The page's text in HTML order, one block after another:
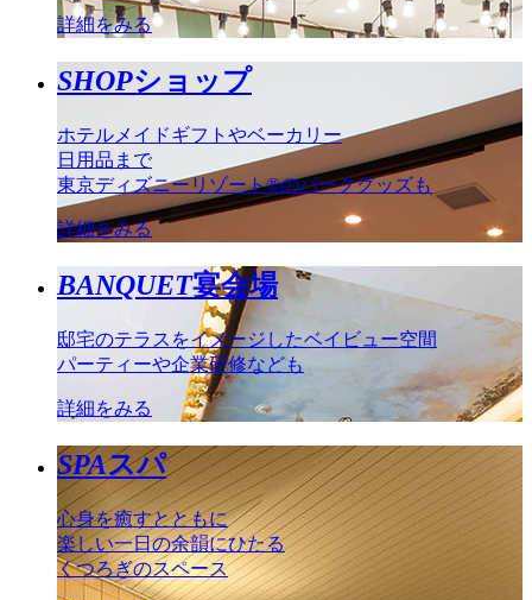
詳細をみる
SHOPショップ
ホテルメイドギフトやベーカリー
日用品まで
東京ディズニーリゾート®のパークグッズも
詳細をみる
BANQUET宴会場
邸宅のテラスをイメージしたベイビュー空間
パーティーや企業研修なども
詳細をみる
SPAスパ
心身を癒すとともに
楽しい一日の余韻にひたる
くつろぎのスペース